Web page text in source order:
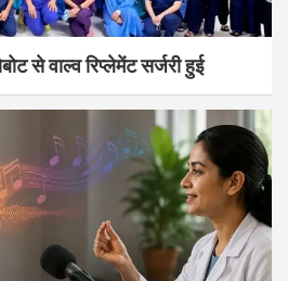
से वाल्व रिप्लेमेंट सर्जरी हुई